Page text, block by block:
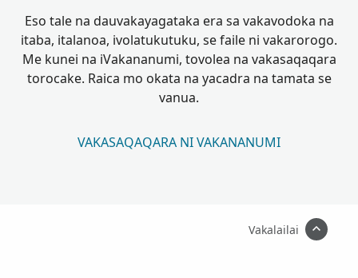
Eso tale na dauvakayagataka era sa vakavodoka na
itaba, italanoa, ivolatukutuku, se faile ni vakarorogo.
Me kunei na iVakananumi, tovolea na vakasaqaqara
torocake. Raica mo okata na yacadra na tamata se
vanua.
VAKASAQAQARA NI VAKANANUMI
Vakalailai